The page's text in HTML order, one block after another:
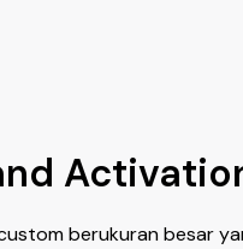
berukuran besar